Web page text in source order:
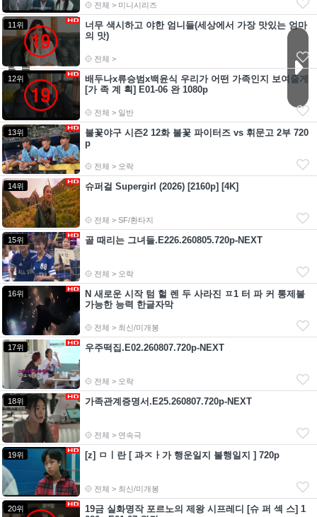
전체 > 미니시리즈
11위
너무 색시하고 야한 엄니들(세상에서 가장 맛있는 엄마
의 맛)
전체 >
12위
배두나x류승범x백윤식 우리가 어떤 가족인지 보여줄게
[가 족 계 획] E01-06 완 1080p
전체 > 일반
13위
불꽃야구 시즌2 12화 불꽃 파이터즈 vs 휘문고 2부 720
p
전체 > 오락
14위 슈퍼걸 Supergirl (2026) [2160p] [4K]
전체 > SF/환타지
15위 골 때리는 그녀들.E226.260805.720p-NEXT
전체 > 오락
16위
N 새로운 시작 텀 헐 렌 두 사라진 ㅍ1 터 파 커 통제불
가능한 능력 한글자막
전체 > 최신/미개봉
17위 우주떡집.E02.260807.720p-NEXT
전체 > 오락
18위 가족관계증명서.E25.260807.720p-NEXT
전체 > 연속극
19위 [z] ㅁㅣ란 [ 과ㅈㅏ가 행운일지 불행일지 ] 720p
전체 > 최신/미개봉
20위
19금 실화명작 포르노의 제왕 시프레디 [슈 퍼 섹 스] 1